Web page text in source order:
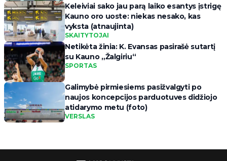
Keleiviai sako jau parą laiko esantys įstrigę
Kauno oro uoste: niekas nesako, kas
vyksta (atnaujinta)
SKAITYTOJAI
Netikėta žinia: K. Evansas pasirašė sutartį
su Kauno „Žalgiriu“
SPORTAS
Galimybė pirmiesiems pasižvalgyti po
naujos koncepcijos parduotuves didžiojo
atidarymo metu (foto)
VERSLAS